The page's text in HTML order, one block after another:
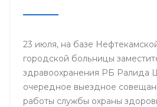
23 июля, на базе
городской больницы
здравоохранения РБ Ралида
очередное выездное
работы службы охраны